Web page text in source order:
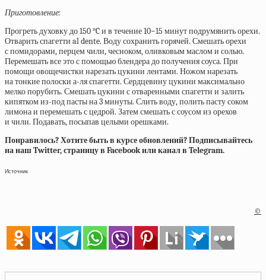
Приготовление:
Прогреть духовку до 150 °C и в течение 10−15 минут подрумянить орехи.
Отварить спагетти al dente. Воду сохранить горячей. Смешать орехи
с помидорами, перцем чили, чесноком, оливковым маслом и солью.
Перемешать все это с помощью блендера до получения соуса. При
помощи овощечистки нарезать цукини лентами. Ножом нарезать
на тонкие полоски а-ля спагетти. Сердцевину цукини максимально
мелко порубить. Смешать цукини с отваренными спагетти и залить
кипятком из-под пасты на 3 минуты. Слить воду, полить пасту соком
лимона и перемешать с цедрой. Затем смешать с соусом из орехов
и чили. Подавать, посыпав целыми орешками.
Понравилось? Хотите быть в курсе обновлений? Подписывайтесь
на наш Twitter, страницу в Facebook или канал в Telegram.
Источник
©